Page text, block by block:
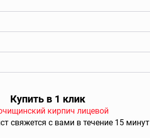
Купить в 1 клик
кирпич лицевой
свяжется с вами в течение 15 минут